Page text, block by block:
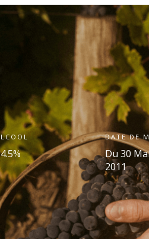
DATE DE
Du 30
2011